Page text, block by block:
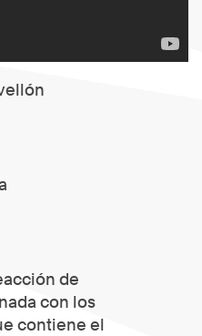
de
con los
contiene el